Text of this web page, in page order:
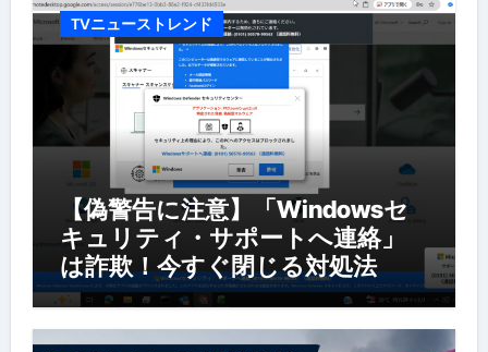
TVニューストレンド
【偽警告に注意】「Windowsセ
キュリティ・サポートへ連絡」
は詐欺！今すぐ閉じる対処法